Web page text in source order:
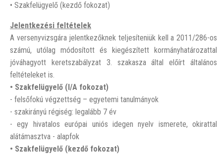
• Szakfelügyelő (kezdő fokozat)
Jelentkezési feltételek
A versenyvizsgára jelentkezőknek teljesíteniük kell a 2011/286-os
számú, utólag módosított és kiegészített kormányhatározattal
jóváhagyott keretszabályzat 3. szakasza által előírt általános
feltételeket is.
• Szakfelügyelő (I/A fokozat)
- felsőfokú végzettség – egyetemi tanulmányok
- szakirányú régiség: legalább 7 év
- egy hivatalos európai uniós idegen nyelv ismerete, okirattal
alátámasztva - alapfok
• Szakfelügyelő (kezdő fokozat)